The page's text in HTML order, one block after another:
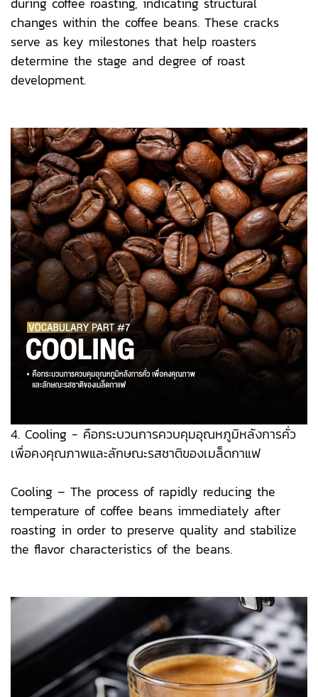
changes within the coffee beans. These cracks
serve as key milestones that help roasters
determine the stage and degree of roast
development.
4. Cooling - คือกระบวนการควบคุมอุณหภูมิหลังการคั่ว
เพื่อคงคุณภาพและลักษณะรสชาติของเมล็ดกาแฟ
Cooling – The process of rapidly reducing the
temperature of coffee beans immediately after
roasting in order to preserve quality and stabilize
the flavor characteristics of the beans.